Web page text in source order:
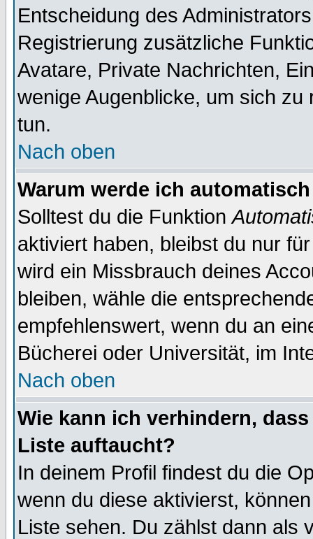
Entscheidung des
Registrierung zusätzliche
Avatare, Private Nachrichten,
wenige Augenblicke, um sich
tun.
Nach oben
Warum werde ich
Solltest du die Funktion
aktiviert haben, bleibst du nur
wird ein Missbrauch deines
bleiben, wähle die
empfehlenswert, wenn du an
Bücherei oder Universität, im
Nach oben
Wie kann ich verhindern,
Liste auftaucht?
In deinem Profil findest du die
wenn du diese aktivierst,
Liste sehen. Du zählst dann als